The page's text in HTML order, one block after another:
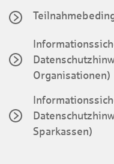
Organisationen)
Sparkassen)